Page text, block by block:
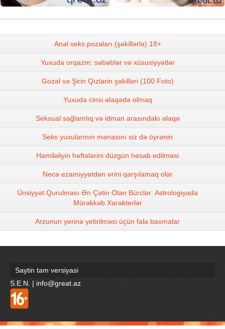
Anal seks pozaları (şəkillərlə) 18+
Yuxuda orqazm: səbəblər və xüsusiyyətlər
Gozəl və Şirin Qızlarin şəkilləri (100 Foto)
Yuxuda cinsi əlaqədə olmaq
Seksual sağlamlıq və idman arasındakı əlaqə
Seks yuxularının mənasını siz də öyrənin
Hamiləliyin həftələrini düzgün hesab edilməsi
Necə ezamiyyətdən ərini qarşılamaq olar
Ünsiyyət Qurulması Ən Çətin Olan Bürclər: Astrologiyada
Mürəkkəb Xarakterlər
Arzunun yerinə yetirilməsi üçün fala baxmalar
Saytin tam versiyasi
S.E.N. | info@great.az